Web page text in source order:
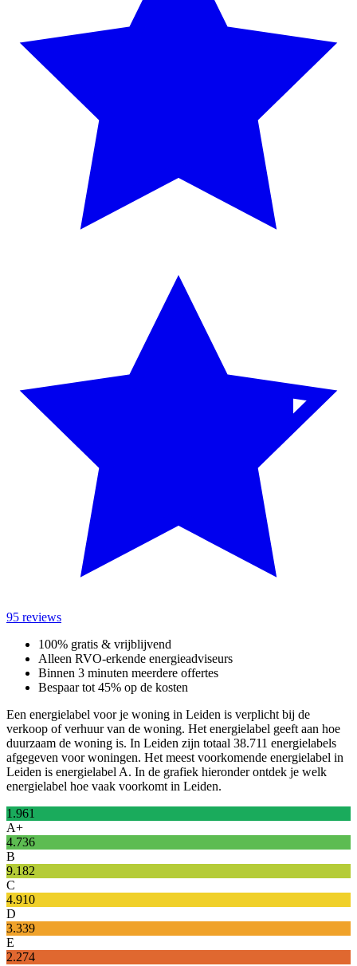
95 reviews
100% gratis & vrijblijvend
Alleen RVO-erkende energieadviseurs
Binnen 3 minuten meerdere offertes
Bespaar tot 45% op de kosten
Een energielabel voor je woning in Leiden is verplicht bij de
verkoop of verhuur van de woning. Het energielabel geeft aan hoe
duurzaam de woning is. In Leiden zijn totaal 38.711 energielabels
afgegeven voor woningen. Het meest voorkomende energielabel in
Leiden is energielabel A. In de grafiek hieronder ontdek je welk
energielabel hoe vaak voorkomt in Leiden.
1.961
A+
4.736
B
9.182
C
4.910
D
3.339
E
2.274